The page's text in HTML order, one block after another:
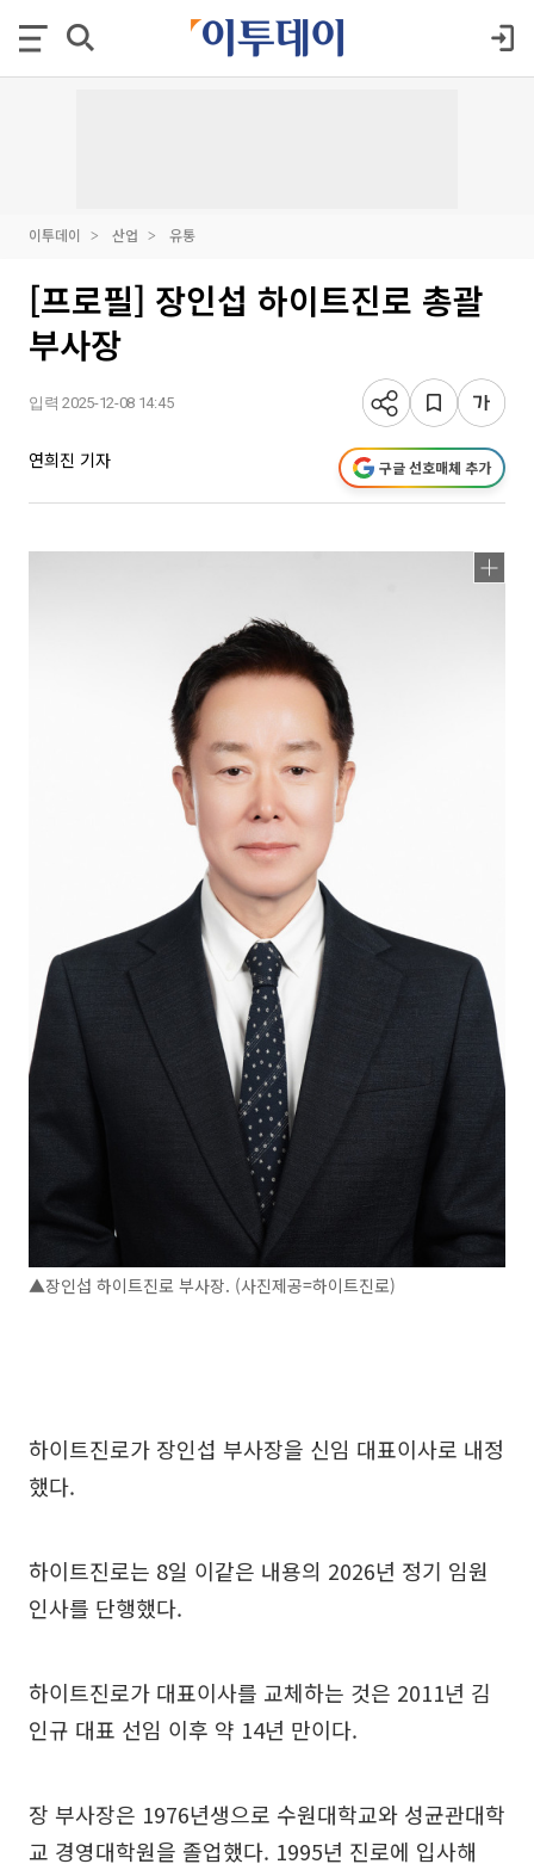
이투데이 산업 유통
[프로필] 장인섭 하이트진로 총괄
부사장
입력 2025-12-08 14:45
연희진 기자 구글 선호매체 추가
▲장인섭 하이트진로 부사장. (사진제공=하이트진로)
하이트진로가 장인섭 부사장을 신임 대표이사로 내정
했다.
하이트진로는 8일 이같은 내용의 2026년 정기 임원
인사를 단행했다.
하이트진로가 대표이사를 교체하는 것은 2011년 김
인규 대표 선임 이후 약 14년 만이다.
장 부사장은 1976년생으로 수원대학교와 성균관대학
교 경영대학원을 졸업했다. 1995년 진로에 입사해